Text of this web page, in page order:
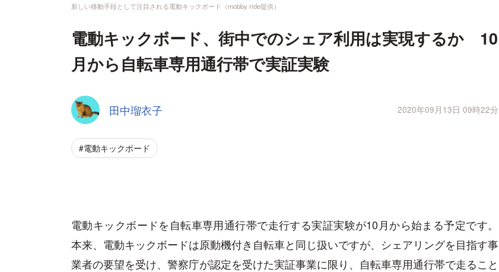
新しい移動手段として注目される電動キックボード（mobby ride提供）
電動キックボード、街中でのシェア利用は実現するか 10
月から自転車専用通行帯で実証実験
田中瑠衣子 2020年09月13日 09時22分
#電動キックボード
電動キックボードを自転車専用通行帯で走行する実証実験が10月から始まる予定です。
本来、電動キックボードは原動機付き自転車と同じ扱いですが、シェアリングを目指す事
業者の要望を受け、警察庁が認定を受けた実証事業に限り、自転車専用通行帯で走ること